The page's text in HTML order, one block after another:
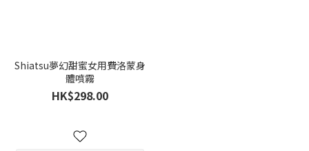
Shiatsu夢幻甜蜜女用費洛蒙身
體噴霧
HK$298.00